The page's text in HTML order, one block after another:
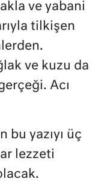
ve yabani
tilkişen
ve kuzu da
Acı
bu yazıyı üç
lezzeti